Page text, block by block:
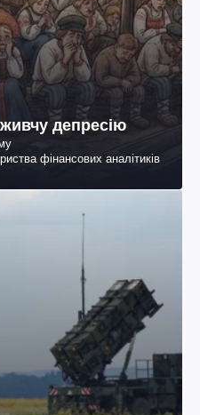
депресію
фінансових аналітиків